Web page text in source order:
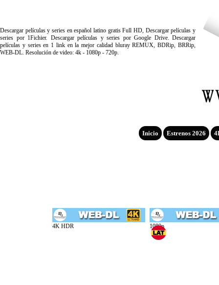
Descargar películas y series en español latino gratis Full HD, Descargar películas y
series por 1Fichier. Descargar películas y series por Google Drive. Descargar
películas y series en 1 link en la mejor calidad bluray REMUX, BDRip, BRRip,
WEB-DL. Resolución de video: 4k - 1080p - 720p.
Inicio Estrenos 2026